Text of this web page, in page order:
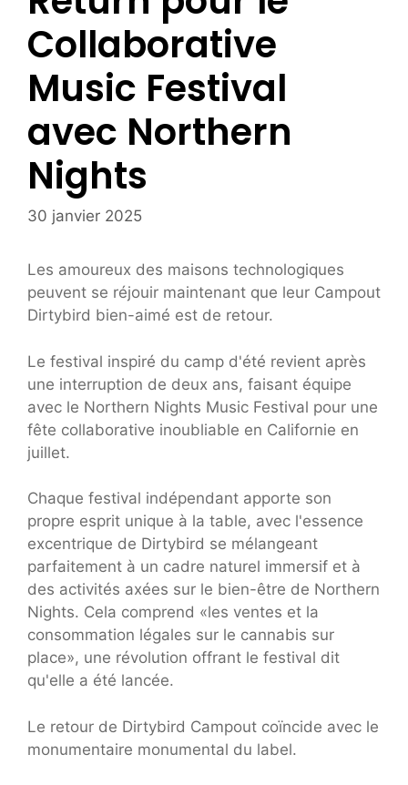
Collaborative
Music Festival
avec Northern
Nights
30 janvier 2025
Les amoureux des maisons technologiques
peuvent se réjouir maintenant que leur Campout
Dirtybird bien-aimé est de retour.
Le festival inspiré du camp d'été revient après
une interruption de deux ans, faisant équipe
avec le Northern Nights Music Festival pour une
fête collaborative inoubliable en Californie en
juillet.
Chaque festival indépendant apporte son
propre esprit unique à la table, avec l'essence
excentrique de Dirtybird se mélangeant
parfaitement à un cadre naturel immersif et à
des activités axées sur le bien-être de Northern
Nights. Cela comprend «les ventes et la
consommation légales sur le cannabis sur
place», une révolution offrant le festival dit
qu'elle a été lancée.
Le retour de Dirtybird Campout coïncide avec le
monumentaire monumental du label.